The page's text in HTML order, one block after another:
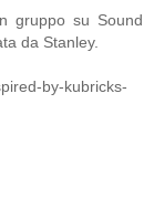
gruppo su Sound
da Stanley.
by-kubricks-